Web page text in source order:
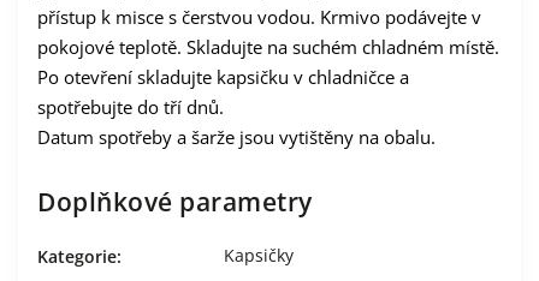
přístup k misce s čerstvou vodou. Krmivo podávejte v
pokojové teplotě. Skladujte na suchém chladném místě.
Po otevření skladujte kapsičku v chladničce a
spotřebujte do tří dnů.
Datum spotřeby a šarže jsou vytištěny na obalu.
Doplňkové parametry
Kategorie:
Kapsičky